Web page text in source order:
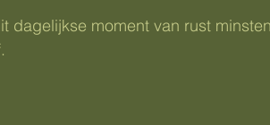
dagelijkse moment van rust